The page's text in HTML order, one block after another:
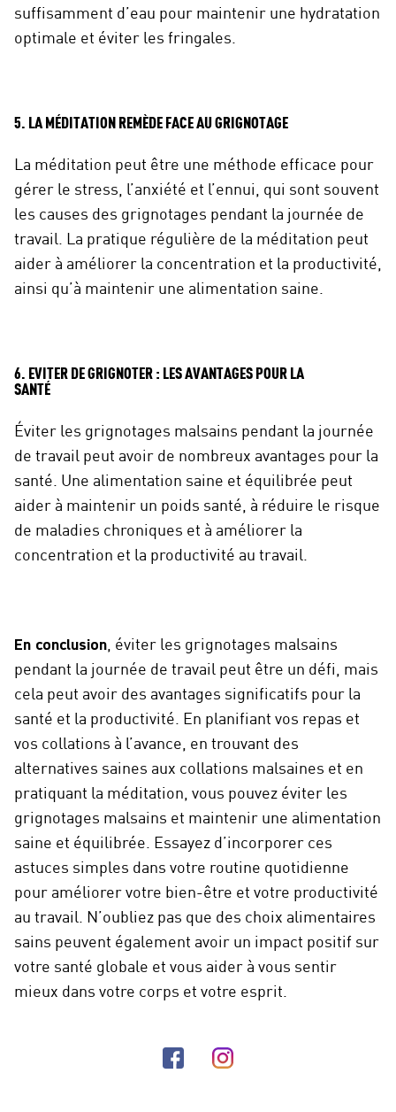
suffisamment d’eau pour maintenir une hydratation
optimale et éviter les fringales.
5. LA MÉDITATION REMÈDE FACE AU GRIGNOTAGE
La méditation peut être une méthode efficace pour
gérer le stress, l’anxiété et l’ennui, qui sont souvent
les causes des grignotages pendant la journée de
travail. La pratique régulière de la méditation peut
aider à améliorer la concentration et la productivité,
ainsi qu’à maintenir une alimentation saine.
6. EVITER DE GRIGNOTER : LES AVANTAGES POUR LA
SANTÉ
Éviter les grignotages malsains pendant la journée
de travail peut avoir de nombreux avantages pour la
santé. Une alimentation saine et équilibrée peut
aider à maintenir un poids santé, à réduire le risque
de maladies chroniques et à améliorer la
concentration et la productivité au travail.
En conclusion, éviter les grignotages malsains
pendant la journée de travail peut être un défi, mais
cela peut avoir des avantages significatifs pour la
santé et la productivité. En planifiant vos repas et
vos collations à l’avance, en trouvant des
alternatives saines aux collations malsaines et en
pratiquant la méditation, vous pouvez éviter les
grignotages malsains et maintenir une alimentation
saine et équilibrée. Essayez d’incorporer ces
astuces simples dans votre routine quotidienne
pour améliorer votre bien-être et votre productivité
au travail. N’oubliez pas que des choix alimentaires
sains peuvent également avoir un impact positif sur
votre santé globale et vous aider à vous sentir
mieux dans votre corps et votre esprit.